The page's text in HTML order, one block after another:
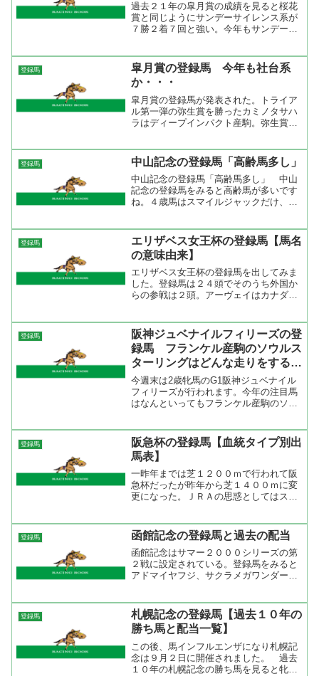
過去２１年の皐月賞の成績を見ると桜花
賞と同じようにサンデーサイレンス系が
７勝２着７回と強い。今年もサンデーサ
賞２着のココナッツパンチ、弥生賞３着
のドリームジャーニー、若...
登録馬
皐月賞の登録馬 今年も社台系
か・・・
皐月賞の登録馬が発表された。トライア
ル第一弾の弥生賞を勝ったカミノタサハ
ラはディープインパクト産駒。弥生賞で
脚を伸ばしての差しきり勝ちしたように
長くいい脚を使える。まだ...
登録馬 中山記念の登録馬「高齢馬多し」
中山記念の登録馬「高齢馬多し」 中山
記念の登録馬をみると高齢馬が多いです
ね。４歳馬はスマイルジャックだけ、５
６歳以上。昨年の勝ち馬カンパニーと３
着馬エアシェイディは８歳...
登録馬
エリザベス女王杯の登録馬【馬名
の意味由来】
エリザベス女王杯の登録馬を出してみま
した。登録馬は２４頭でそのうち外国か
らの参戦は２頭。アーヴェイはカナダか
ノーフェアリーは愛オークスと英オーク
スの勝ち馬。この２頭は実力...
登録馬
阪神ジュベナイルフィリーズの登
録馬 フランケル産駒のソウルス
ターリングはどんな走りをするの
か
今週末は2歳牝馬のG1阪神ジュベナイル
フィリーズが行われます。今年の注目馬
はなんといってもフランケル産駒のソウ
敗で挑んだ2000ギニーを勝ち、その後は
G1を8連...
登録馬
阪急杯の登録馬【血統タイプ別出
馬表】
一昨年までは芝１２００ｍで行われて阪
急杯だったが昨年から芝１４００ｍに変
更になった。ＪＲＡの思惑としてはスプ
ガンが勝ち、コスモシンドラーが２着と
短距離馬に軍配が上がった...
登録馬 函館記念の登録馬と過去の配当
函館記念はサマー２０００シリーズの第
２戦に設定されている。登録馬をみると
アドマイヤフジ、サクラメガワンダー、
オープン馬が多頭数いるのでどのぐらい
のハンディを付けるかがみ...
登録馬
札幌記念の登録馬【過去１０年の
勝ち馬と配当一覧】
この後、馬インフルエンザになり札幌記
念は９月２日に開催されました。 過去
１０年の札幌記念の勝ち馬を見ると牝馬